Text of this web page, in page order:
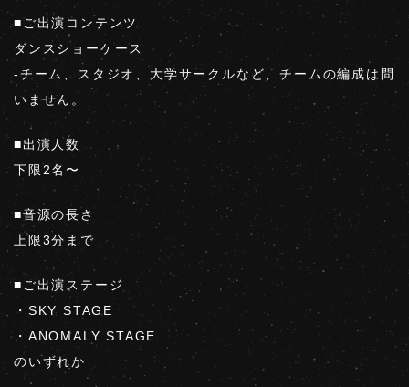
■ご出演コンテンツ
ダンスショーケース
-チーム、スタジオ、大学サークルなど、チームの編成は問
いません。
■出演人数
下限2名〜
■音源の長さ
上限3分まで
■ご出演ステージ
・SKY STAGE
・ANOMALY STAGE
のいずれか